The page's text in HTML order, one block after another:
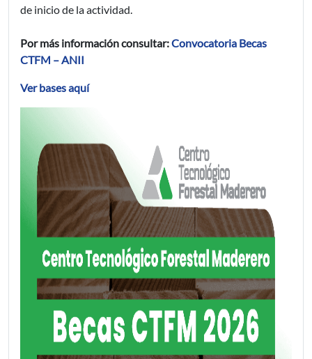
de inicio de la actividad.
Por más información consultar:Convocatoria Becas
CTFM – ANII
Ver bases aquí